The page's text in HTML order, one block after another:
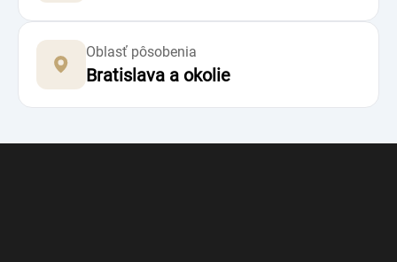
Oblasť pôsobenia
Bratislava a okolie